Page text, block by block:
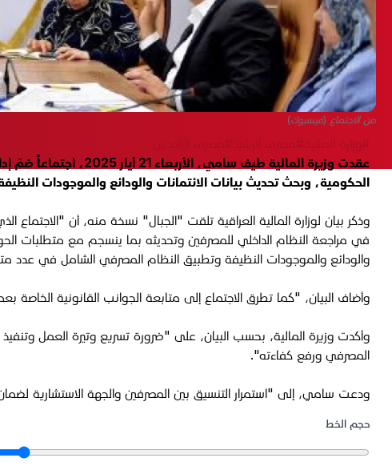
من الاجتماع (فيسبوك)
#وزارة المالية#مصرف الرشيد#مصرف الرافدين
عقدت وزيرة المالية
الحكومية، وبحث تحديث بيانات الائتمانات والودائع والموجودات
وذكر بيان لوزارة المالية العراقية تلقت "الجبال" نسخة منه، أن
في مراجعة النظام الداخلي للمصرفين وتحديثه بما ينسجم مع متطلبات
والودائع والموجودات النظيفة وتطبيق النظام المصرفي الشامل في عدد
وأضاف البيان، "كما تطرق الاجتماع إلى متابعة الجوانب القانونية الخاصة
وأكدت وزيرة المالية، بحسب البيان، على "ضرورة تسريع وتيرة العمل
المصرفي ورفع كفاءته".
ودعت سامي، إلى "استمرار التنسيق بين المصرفين والجهة الاستشارية
حجم الخط